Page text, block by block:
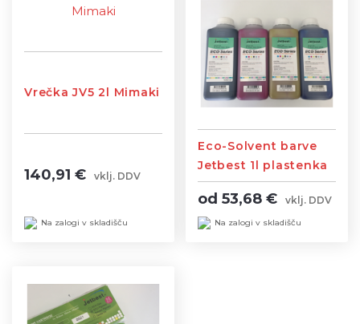
Vrečka JV5 2l Mimaki
140,91 € vklj. DDV
Na zalogi v skladišču
Eco-Solvent barve
Jetbest 1l plastenka
od 53,68 € vklj. DDV
Na zalogi v skladišču